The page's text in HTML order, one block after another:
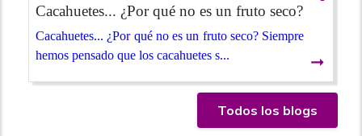
Cacahuetes... ¿Por qué no es un fruto seco?
Cacahuetes... ¿Por qué no es un fruto seco? Siempre
hemos pensado que los cacahuetes s...
➞
Todos los blogs